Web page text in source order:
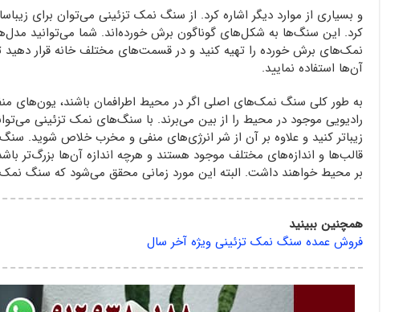
و بسیاری از موارد دیگر اشاره کرد. از سنگ نمک تزئینی می‌توان برای
کرد. این سنگ‌ها به شکل‌های گوناگون برش خورده‌اند. شما می‌توانید
نمک‌های برش خورده را تهیه کنید و در قسمت‌های مختلف خانه قرار دهید
آن‌ها استفاده نمایید.
به طور کلی سنگ نمک‌های اصلی اگر در محیط اطرافمان باشند، یون‌های
رادیویی موجود در محیط را از بین می‌برند. با سنگ‌های نمک تزئینی
زیباتر کنید و علاوه بر آن از شر انرژی‌های منفی و مخرب خلاص شوید.
قالب‌ها و اندازه‌های مختلف موجود هستند و هرچه اندازه آن‌ها بزرگ‌تر
بر محیط خواهند داشت. البته این مورد زمانی محقق می‌شود که سنگ
همچنین ببینید
فروش عمده سنگ نمک تزئینی ویژه آخر سال